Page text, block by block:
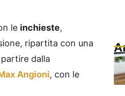
le inchieste,
ripartita con una
dalla
Angioni, con le